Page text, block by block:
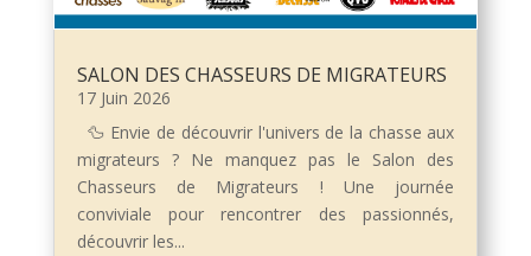
SALON DES CHASSEURS DE MIGRATEURS
17 Juin 2026
🦆 Envie de découvrir l'univers de la chasse aux
migrateurs ? Ne manquez pas le Salon des
Chasseurs de Migrateurs ! Une journée
conviviale pour rencontrer des passionnés,
découvrir les...